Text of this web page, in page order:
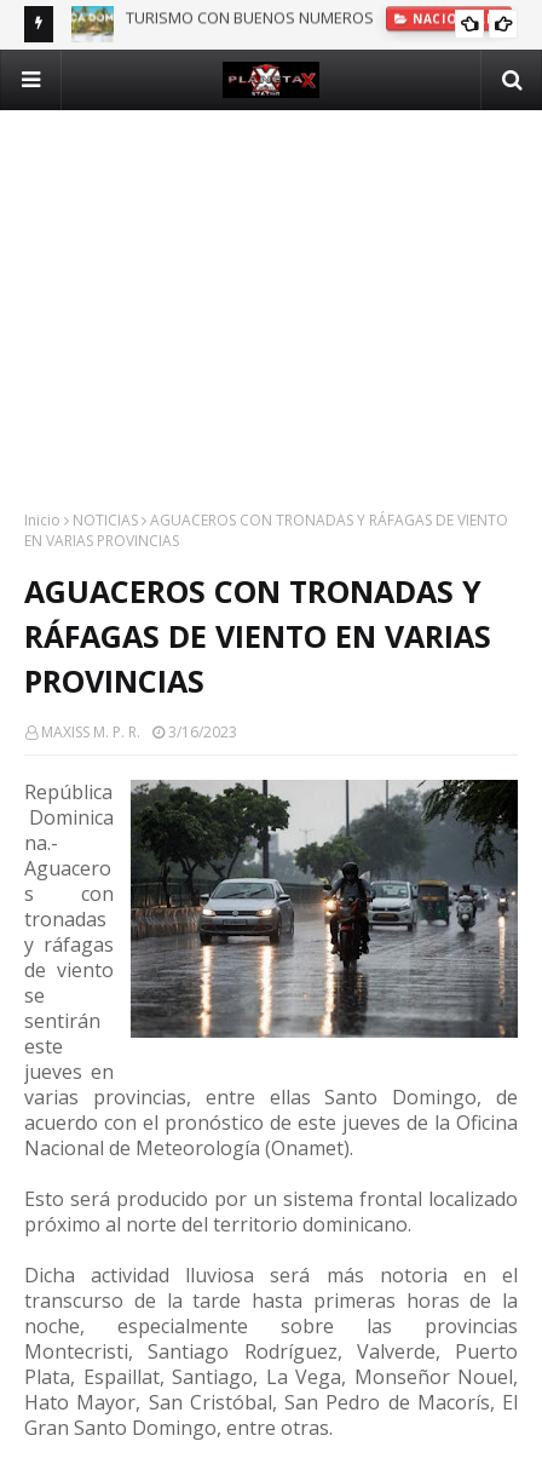
DOMINICANOS DEPENDIENTES DE SEGURO PÚBLICO EN N.Y.
INTERNACIONALES
Inicio NOTICIAS AGUACEROS CON TRONADAS Y RÁFAGAS DE VIENTO
EN VARIAS PROVINCIAS
AGUACEROS CON TRONADAS Y
RÁFAGAS DE VIENTO EN VARIAS
PROVINCIAS
MAXISS M. P. R. 3/16/2023
República
Dominica
na.-
Aguacero
s con
tronadas
y ráfagas
de viento
se
sentirán
este
jueves en
varias provincias, entre ellas Santo Domingo, de
acuerdo con el pronóstico de este jueves de la Oficina
Nacional de Meteorología (Onamet).
Esto será producido por un sistema frontal localizado
próximo al norte del territorio dominicano.
Dicha actividad lluviosa será más notoria en el
transcurso de la tarde hasta primeras horas de la
noche, especialmente sobre las provincias
Montecristi, Santiago Rodríguez, Valverde, Puerto
Plata, Espaillat, Santiago, La Vega, Monseñor Nouel,
Hato Mayor, San Cristóbal, San Pedro de Macorís, El
Gran Santo Domingo, entre otras.